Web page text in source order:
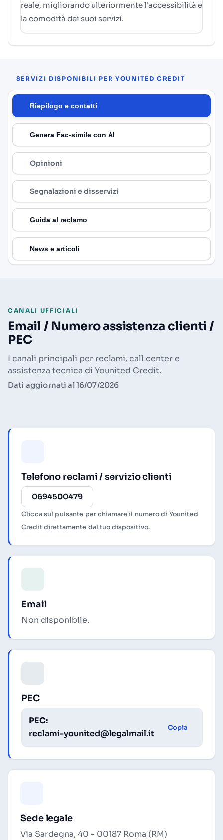
reale, migliorando ulteriormente l'accessibilità e
la comodità dei suoi servizi.
SERVIZI DISPONIBILI PER YOUNITED CREDIT
Riepilogo e contatti
Genera Fac-simile con AI
Opinioni
Segnalazioni e disservizi
Guida al reclamo
News e articoli
CANALI UFFICIALI
Email / Numero assistenza clienti /
PEC
I canali principali per reclami, call center e
assistenza tecnica di Younited Credit.
Dati aggiornati al 16/07/2026
Telefono reclami / servizio clienti
0694500479
Clicca sul pulsante per chiamare il numero di Younited
Credit direttamente dal tuo dispositivo.
Email
Non disponibile.
PEC
PEC:
reclami-younited@legalmail.it
Copia
Sede legale
Via Sardegna, 40 - 00187 Roma (RM)